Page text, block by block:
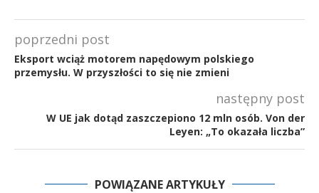
poprzedni post
Eksport wciąż motorem napędowym polskiego
przemysłu. W przyszłości to się nie zmieni
następny post
W UE jak dotąd zaszczepiono 12 mln osób. Von der
Leyen: „To okazała liczba”
POWIĄZANE ARTYKUŁY